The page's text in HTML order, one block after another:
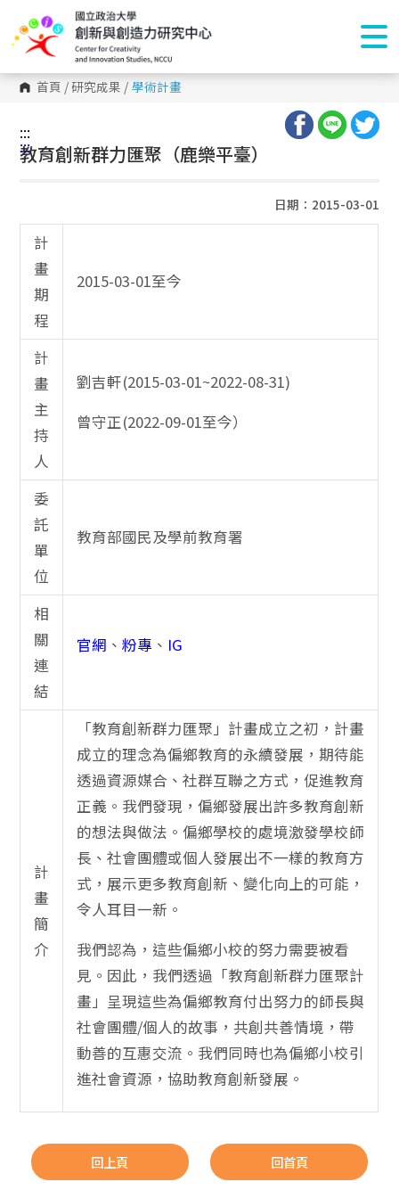
首頁 /研究成果 / 學術計畫
:::
:::
教育創新群力匯聚（鹿樂平臺）
日期：2015-03-01
計
畫
期
程
2015-03-01至今
計
畫
主
持
人
劉吉軒(2015-03-01~2022-08-31)
曾守正(2022-09-01至今）
委
託
單
位
教育部國民及學前教育署
相
關
連
結
官網 、粉專 、 IG
計
畫
簡
介
「教育創新群力匯聚」計畫成立之初，計畫
成立的理念為偏鄉教育的永續發展，期待能
透過資源媒合、社群互聯之方式，促進教育
正義。我們發現，偏鄉發展出許多教育創新
的想法與做法。偏鄉學校的處境激發學校師
長、社會團體或個人發展出不一樣的教育方
式，展示更多教育創新、變化向上的可能，
令人耳目一新。
我們認為，這些偏鄉小校的努力需要被看
見。因此，我們透過「教育創新群力匯聚計
畫」呈現這些為偏鄉教育付出努力的師長與
社會團體/個人的故事，共創共善情境，帶
動善的互惠交流。我們同時也為偏鄉小校引
進社會資源，協助教育創新發展。
回上頁 回首頁